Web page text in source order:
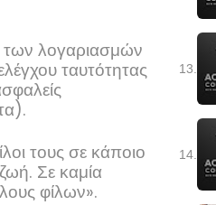
των λογαριασμών
ταυτότητας
τους σε κάποιο
Σε καμία
φίλων».
13.
14.